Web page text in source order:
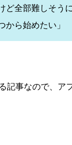
ど全部難しそう
から始めたい」
記事なので、ア